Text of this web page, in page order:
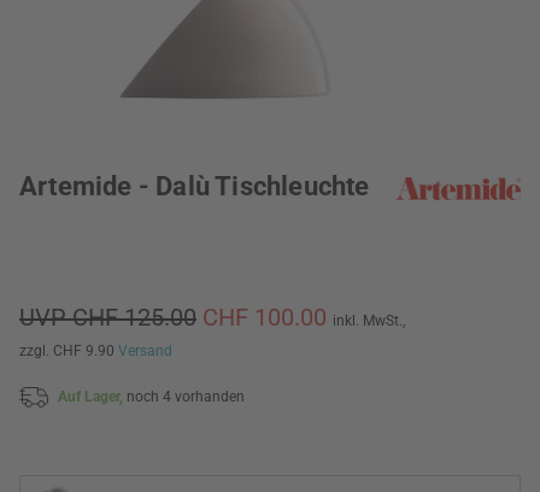
Artemide - Dalù Tischleuchte
UVP CHF 125.00 CHF 100.00 inkl. MwSt.,
zzgl. CHF 9.90 Versand
Auf Lager, noch 4 vorhanden